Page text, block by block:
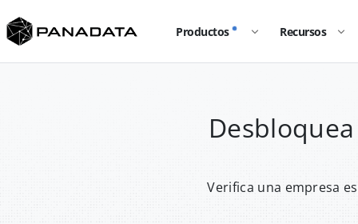
Productos Recursos
Verifica una empresa